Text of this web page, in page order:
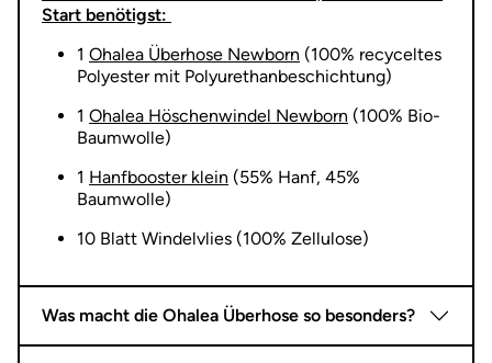
Start benötigst:
1 Ohalea Überhose Newborn (100% recyceltes
Polyester mit Polyurethanbeschichtung)
1 Ohalea Höschenwindel Newborn (100% Bio-
Baumwolle)
1 Hanfbooster klein (55% Hanf, 45%
Baumwolle)
10 Blatt Windelvlies (100% Zellulose)
Was macht die Ohalea Überhose so besonders?